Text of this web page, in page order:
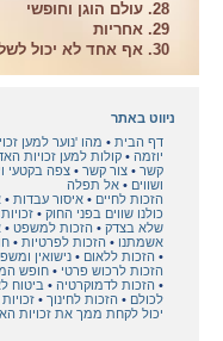
28. עולם הוגן וחופשי
29. אחריות
30. אף אחד לא יכול לשלול את זכויות האדם שלך
ניווט באתר
דף הבית
מהו 'נוער למען
יוזמה
קולות למען זכויות
קשר
צור קשר צפה בקטעי
ושווים
אל תפלה
הזכות לחיים
איסור עבדות
כולנו שווים בפני החוק
שלא בצדק
הזכות למשפט
אשמתנו
הזכות לפרטיות
הזכות ללאום
נישואין
הזכות לרכוש פרטי
חופש
הזכות לדמוקרטיה
ביטוח
לכולם
הזכות לחינוך
יכול לקחת ממך את זכויות